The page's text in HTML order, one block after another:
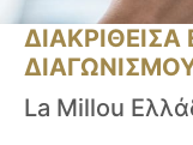
ΔΙΑΚΡΙΘΕΙΣΑ
ΔΙΑΓΩΝΙΣΜΟΥ
La Millou